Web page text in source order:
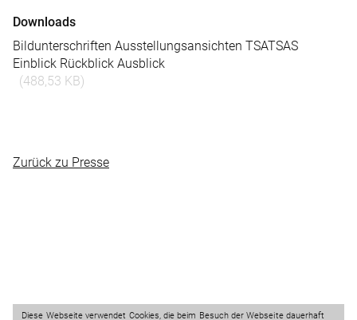
Downloads
Bildunterschriften Ausstellungsansichten TSATSAS
Einblick Rückblick Ausblick
488,53 KB
Zurück zu Presse
Diese Webseite verwendet Cookies, die beim Besuch der Webseite dauerhaft